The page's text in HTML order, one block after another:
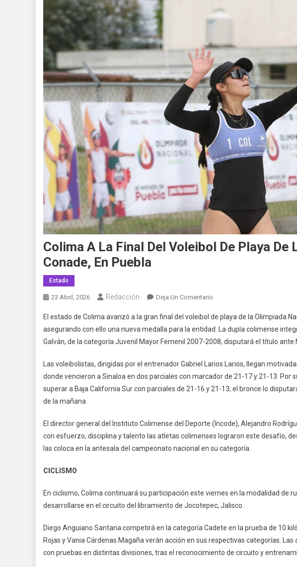
Colima A La Final Del Voleibol De Playa De
Conade, En Puebla
Estado
23 Abril, 2026 Redacción Deja Un Comentario
A
La
Final
Voleibol
De
Playa
Olimpiada
Nacional
Conade,
El estado de Colima avanzó a la gran final del voleibol de playa de la Olimpiada
asegurando con ello una nueva medalla para la entidad. La dupla colimense
Galván, de la categoría Juvenil Mayor Femenil 2007-2008, disputará el título ante
Las voleibolistas, dirigidas por el entrenador Gabriel Larios Larios, llegan
donde vencieron a Sinaloa en dos parciales con marcador de 21-17 y 21-13. Por
superar a Baja California Sur con parciales de 21-16 y 21-13; el bronce lo
de la mañana.
El director general del Instituto Colimense del Deporte (Incode), Alejandro
con esfuerzo, disciplina y talento las atletas colimenses lograron este desafío,
las coloca en la antesala del campeonato nacional en su categoría.
CICLISMO
En ciclismo, Colima continuará su participación este viernes en la modalidad de
desarrollarse en el circuito del libramiento de Jocotepec, Jalisco.
Diego Anguiano Santana competirá en la categoría Cadete en la prueba de 10
Rojas y Vania Cárdenas Magaña verán acción en sus respectivas categorías.
con pruebas en distintas divisiones, tras el reconocimiento de circuito y